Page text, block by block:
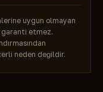
uygun olmayan
garanti etmez.
neden değildir.